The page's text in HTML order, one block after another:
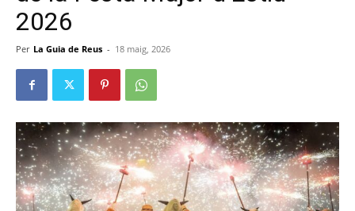
2026
Per La Guia de Reus - 18 maig, 2026